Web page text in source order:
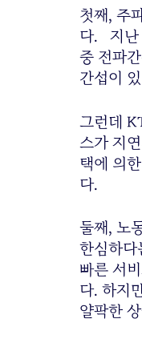
첫째, 주
다. 지난
중 전파
간섭이
그런데
스가 지
택에 의
다.
둘째, 노
한심하
빠른 서
다. 하지
얄팍한